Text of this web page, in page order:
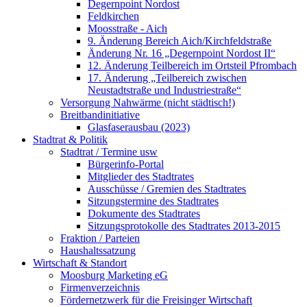
Degernpoint Nordost
Feldkirchen
Moosstraße - Aich
9. Änderung Bereich Aich/Kirchfeldstraße
Änderung Nr. 16 „Degernpoint Nordost II“
12. Änderung Teilbereich im Ortsteil Pfrombach
17. Änderung „Teilbereich zwischen
Neustadtstraße und Industriestraße“
Versorgung Nahwärme (nicht städtisch!)
Breitbandinitiative
Glasfaserausbau (2023)
Stadtrat & Politik
Stadtrat / Termine usw
Bürgerinfo-Portal
Mitglieder des Stadtrates
Ausschüsse / Gremien des Stadtrates
Sitzungstermine des Stadtrates
Dokumente des Stadtrates
Sitzungsprotokolle des Stadtrates 2013-2015
Fraktion / Parteien
Haushaltssatzung
Wirtschaft & Standort
Moosburg Marketing eG
Firmenverzeichnis
Fördernetzwerk für die Freisinger Wirtschaft